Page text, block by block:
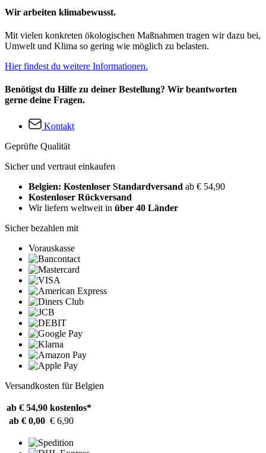
Wir arbeiten klimabewusst.
Mit vielen konkreten ökologischen Maßnahmen tragen wir dazu bei,
Umwelt und Klima so gering wie möglich zu belasten.
Hier findest du weitere Informationen.
Benötigst du Hilfe zu deiner Bestellung? Wir beantworten
gerne deine Fragen.
Kontakt
Geprüfte Qualität
Sicher und vertraut einkaufen
Belgien: Kostenloser Standardversand ab € 54,90
Kostenloser Rückversand
Wir liefern weltweit in über 40 Länder
Sicher bezahlen mit
Vorauskasse
Versandkosten für Belgien
ab € 54,90 kostenlos*
ab € 0,00 € 6,90